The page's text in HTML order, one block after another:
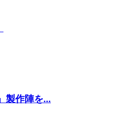
製作陣を...